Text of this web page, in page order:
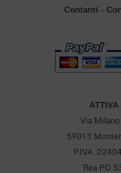
Contanti -
ATTIVA
Via
59013
P.IVA.
Rea PO